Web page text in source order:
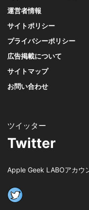
運営者情報
サイトポリシー
プライバシーポリシー
広告掲載について
サイトマップ
お問い合わせ
Twitter
Apple Geek LABOアカウ